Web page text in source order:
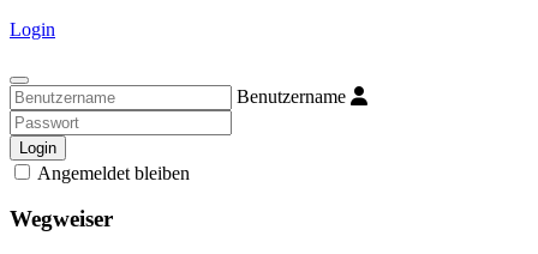
Login
Benutzername
Login
Angemeldet bleiben
Wegweiser